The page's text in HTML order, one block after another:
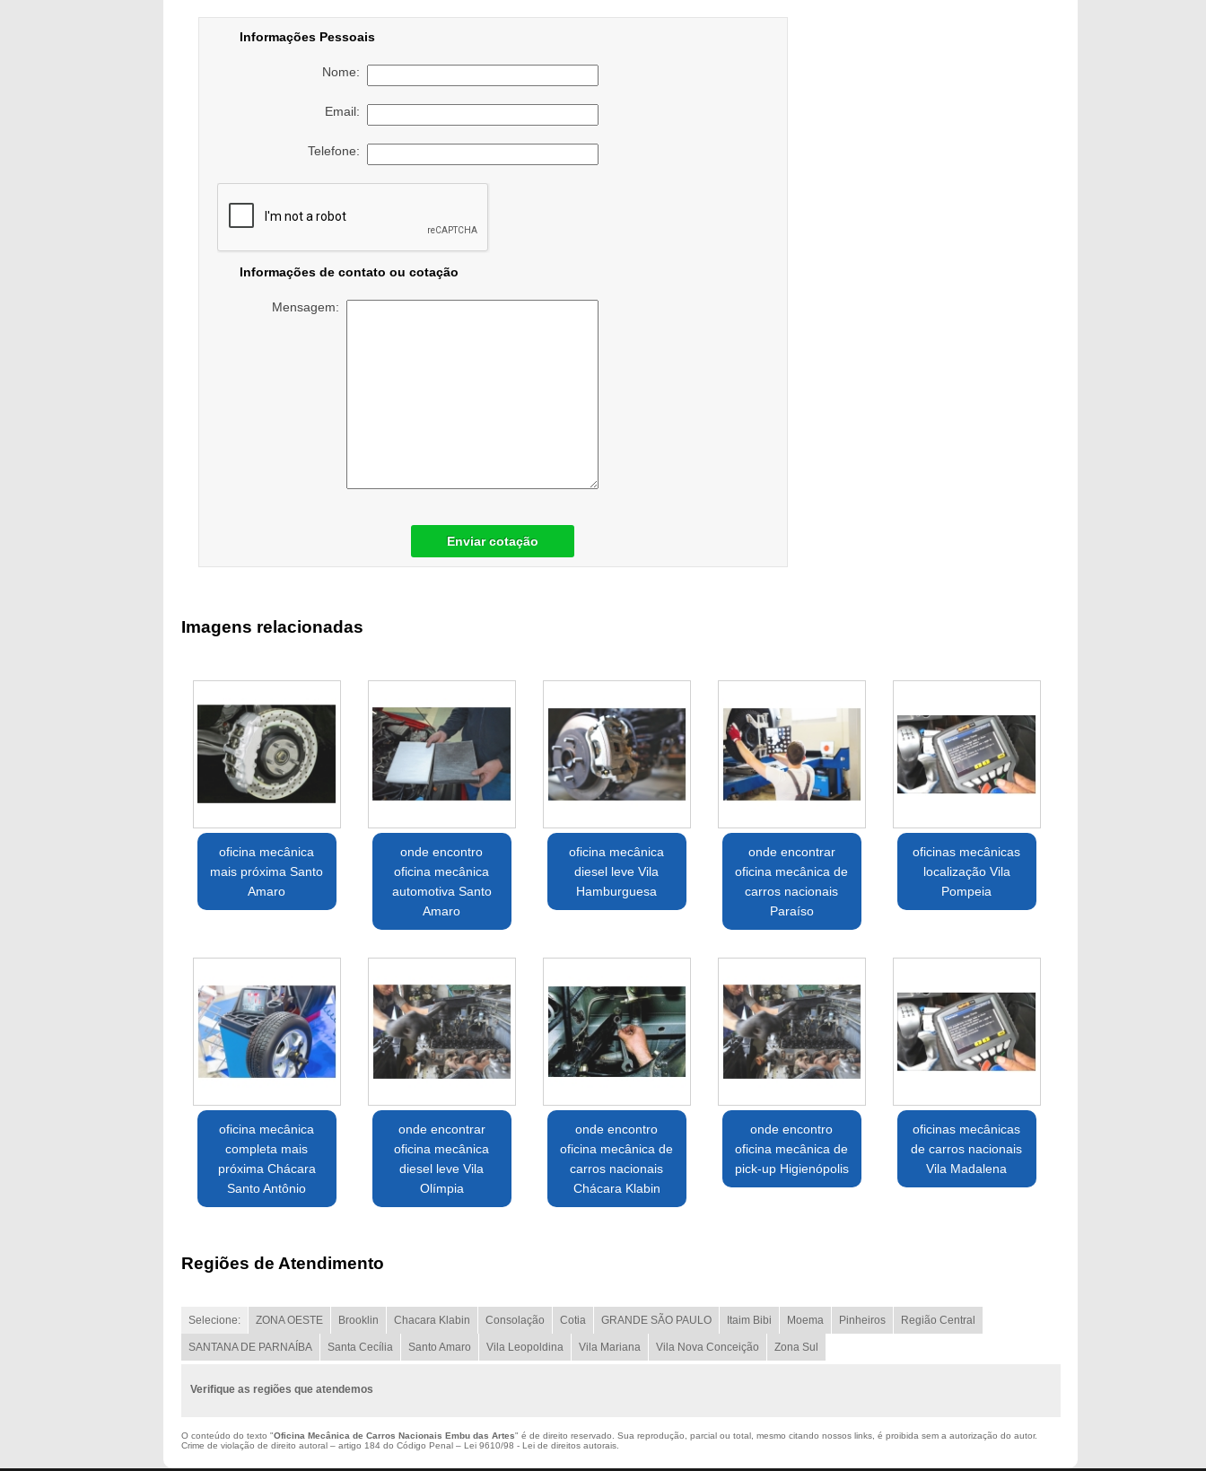
Informações Pessoais
Nome:
Email:
Telefone:
Informações de contato ou cotação
Mensagem:
Enviar cotação
Imagens relacionadas
oficina mecânica
mais próxima Santo
Amaro
onde encontro
oficina mecânica
automotiva Santo
Amaro
oficina mecânica
diesel leve Vila
Hamburguesa
onde encontrar
oficina mecânica de
carros nacionais
Paraíso
oficinas mecânicas
localização Vila
Pompeia
oficina mecânica
completa mais
próxima Chácara
Santo Antônio
onde encontrar
oficina mecânica
diesel leve Vila
Olímpia
onde encontro
oficina mecânica de
carros nacionais
Chácara Klabin
onde encontro
oficina mecânica de
pick-up Higienópolis
oficinas mecânicas
de carros nacionais
Vila Madalena
Regiões de Atendimento
Selecione: ZONA OESTE Brooklin Chacara Klabin Consolação Cotia GRANDE SÃO PAULO Itaim Bibi Moema Pinheiros Região Central
SANTANA DE PARNAÍBA Santa Cecília Santo Amaro Vila Leopoldina Vila Mariana Vila Nova Conceição Zona Sul
Verifique as regiões que atendemos
O conteúdo do texto "Oficina Mecânica de Carros Nacionais Embu das Artes" é de direito reservado. Sua reprodução, parcial ou total, mesmo citando nossos links, é proibida sem a autorização do autor.
Crime de violação de direito autoral – artigo 184 do Código Penal – Lei 9610/98 - Lei de direitos autorais.